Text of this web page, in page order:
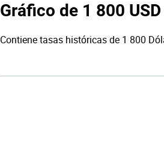
Gráfico de 1 800 USD
Contiene tasas históricas de 1 800